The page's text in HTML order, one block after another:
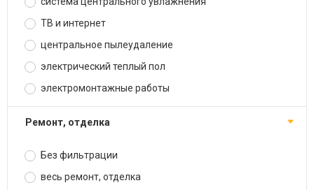
ТВ и интернет
центральное пылеудаление
электрический теплый пол
электромонтажные работы
ремонт, отделка
Без фильтрации
весь ремонт, отделка